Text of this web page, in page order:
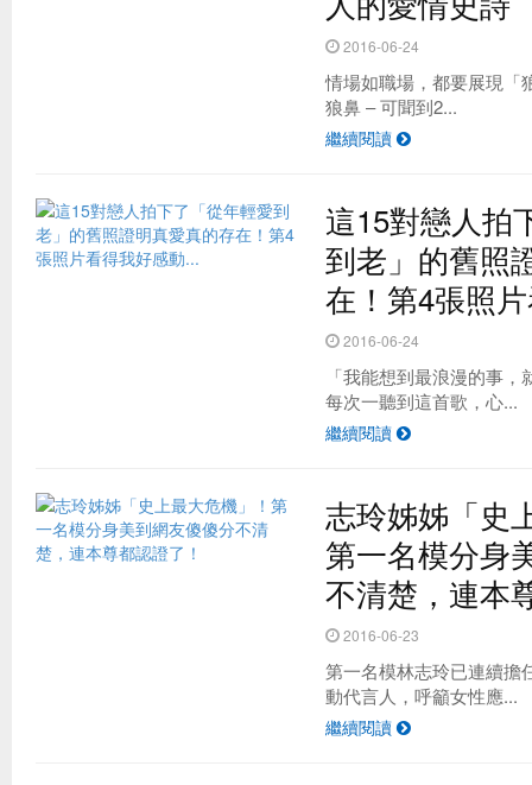
2016-06-24
情場如職場，都要展現「
狼鼻 – 可聞到2...
繼續閱讀
這15對戀人拍
到老」的舊照
在！第4張照
2016-06-24
「我能想到最浪漫的事
每次一聽到這首歌，心...
繼續閱讀
志玲姊姊「史
第一名模分身
不清楚，連本
2016-06-23
第一名模林志玲已連續擔
動代言人，呼籲女性應...
繼續閱讀